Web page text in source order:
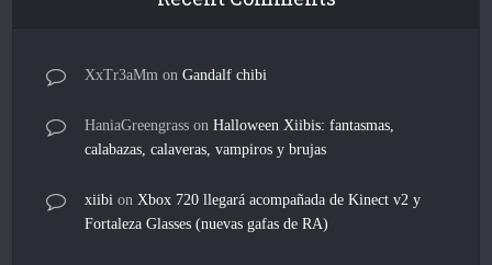
XxTr3aMm onGandalf chibi
HaniaGreengrass onHalloween Xiibis: fantasmas,
calabazas, calaveras, vampiros y brujas
xiibi onXbox 720 llegará acompañada de Kinect v2 y
Fortaleza Glasses (nuevas gafas de RA)